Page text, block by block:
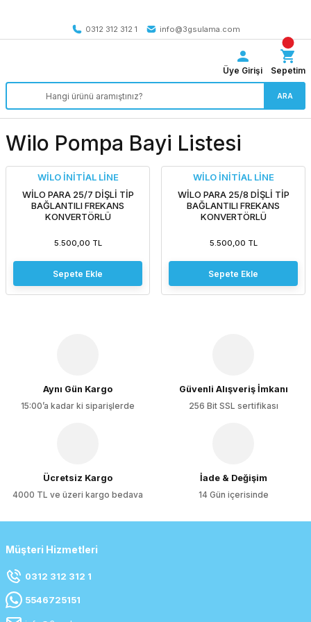
0312 312 312 1
info@3gsulama.com
ARA
Üye Girişi Sepetim
Wilo Pompa Bayi Listesi
WİLO İNİTİAL LİNE
WİLO PARA 25/7 DİŞLİ TİP
BAĞLANTILI FREKANS
KONVERTÖRLÜ
5.500,00 TL
Sepete Ekle
WİLO İNİTİAL LİNE
WİLO PARA 25/8 DİŞLİ TİP
BAĞLANTILI FREKANS
KONVERTÖRLÜ
5.500,00 TL
Sepete Ekle
Aynı Gün Kargo
15:00’a kadar ki siparişlerde
Güvenli Alışveriş İmkanı
256 Bit SSL sertifikası
Ücretsiz Kargo
4000 TL ve üzeri kargo bedava
İade & Değişim
14 Gün içerisinde
Müşteri Hizmetleri
0312 312 312 1
5546725151